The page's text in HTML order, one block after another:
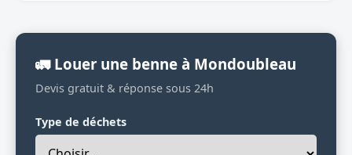
🚛 Louer une benne à Mondoubleau
Devis gratuit & réponse sous 24h
Type de déchets